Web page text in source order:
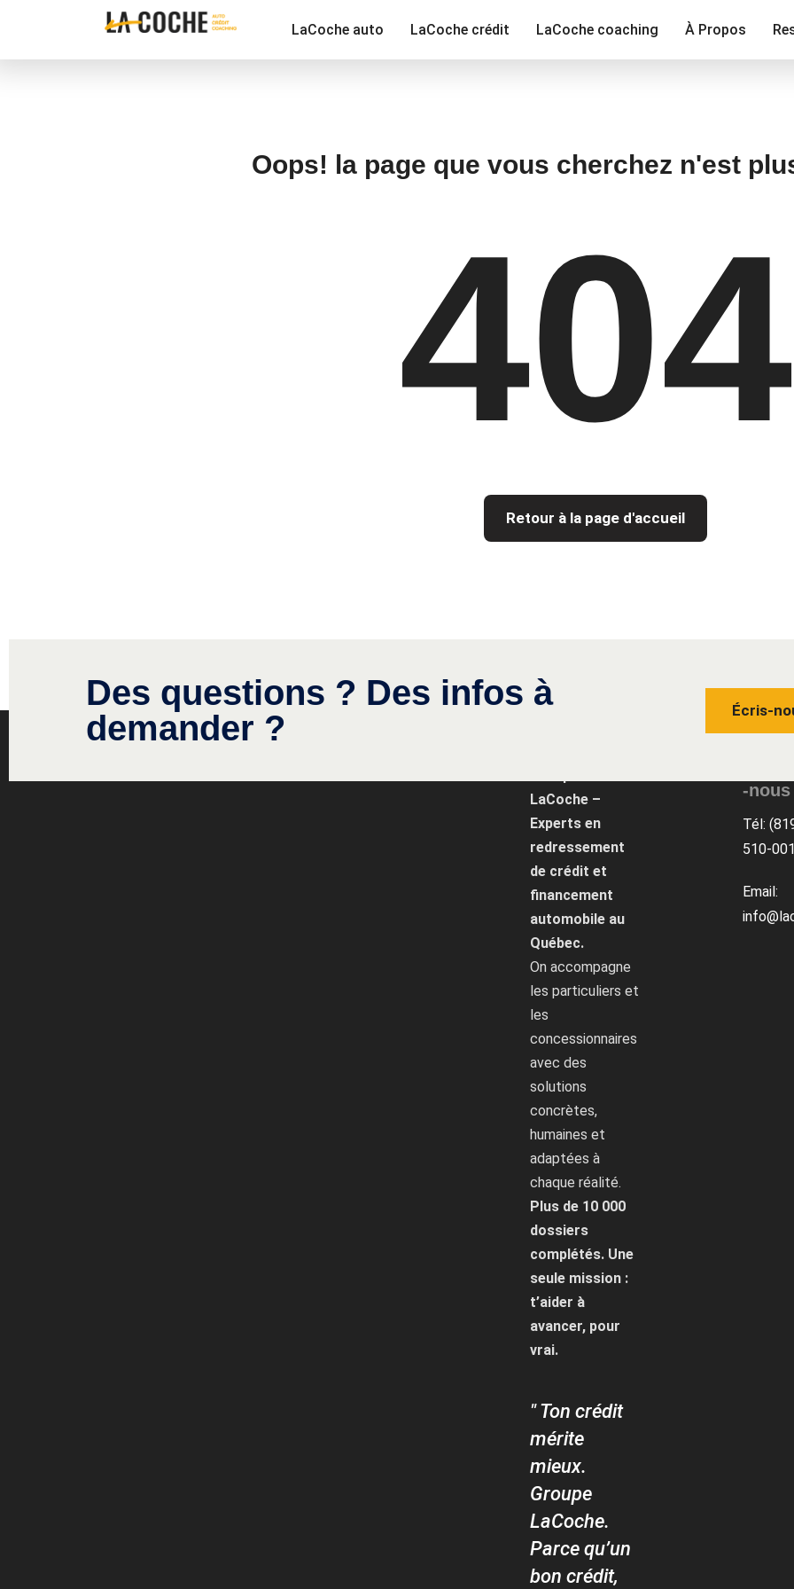
LaCoche auto LaCoche crédit LaCoche coaching À Propos
Oops! la page que vous cherchez n'est
404
Retour à la page d'accueil
Des questions ? Des infos à
demander ?
Écris-
LaCoche –
Experts en
redressement
de crédit et
financement
automobile au
Québec.
On accompagne
les particuliers et
les
concessionnaires
avec des
solutions
concrètes,
humaines et
adaptées à
chaque réalité.
Plus de 10 000
dossiers
complétés. Une
seule mission :
t’aider à
avancer, pour
vrai.
" Ton crédit
mérite
mieux.
Groupe
LaCoche.
Parce qu’un
bon crédit,
-nous
Tél:
510-
Email: